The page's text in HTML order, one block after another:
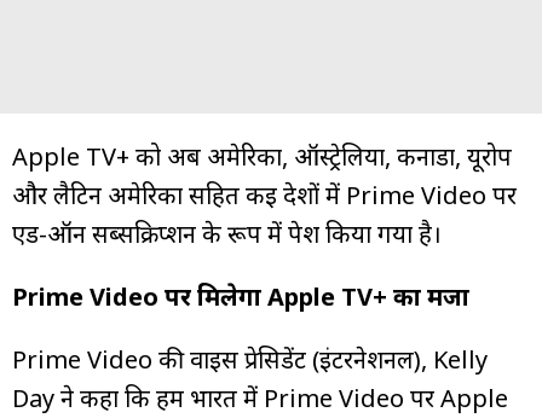
Apple TV+ को अब अमेरिका, ऑस्ट्रेलिया, कनाडा, यूरोप
और लैटिन अमेरिका सहित कई देशों में Prime Video पर
एड-ऑन सब्सक्रिप्शन के रूप में पेश किया गया है।
Prime Video पर मिलेगा Apple TV+ का मजा
Prime Video की वाइस प्रेसिडेंट (इंटरनेशनल), Kelly
Day ने कहा कि हम भारत में Prime Video पर Apple